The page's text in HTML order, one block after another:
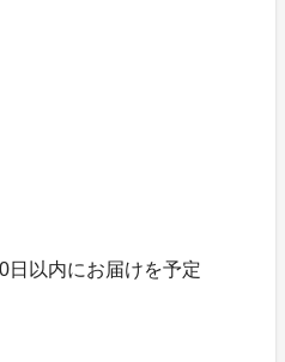
日以内にお届けを予定